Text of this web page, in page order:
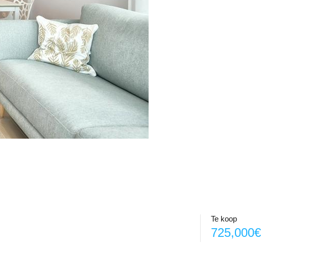
Te koop
725,000€